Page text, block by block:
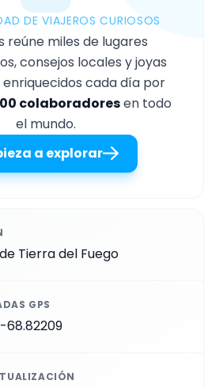
DE VIAJEROS CURIOSOS
reúne miles de lugares
consejos locales y joyas
enriquecidos cada día por
colaboradoresen todo
el mundo.
a explorar
Tierra del Fuego
GPS
68.82209